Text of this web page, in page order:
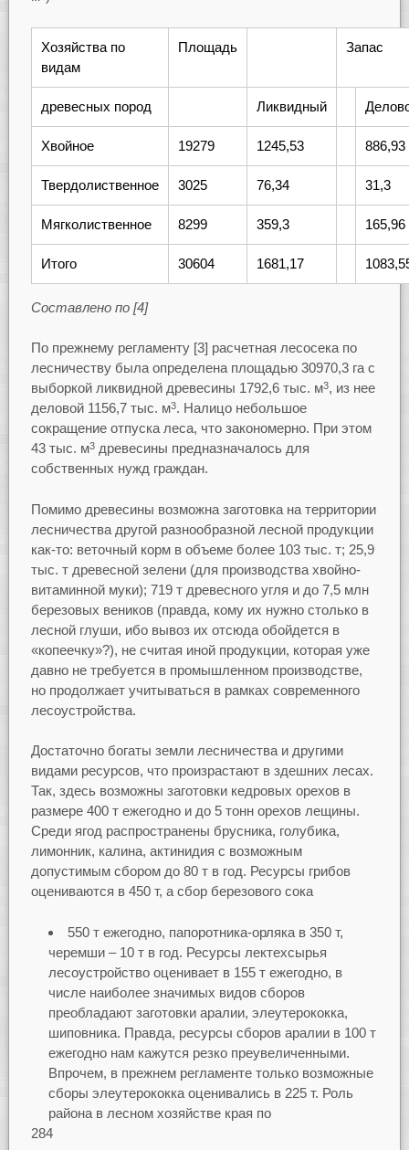
Хозяйства по
видам
Площадь Запас
древесных пород Ликвидный
Хвойное 19279 1245,53 886,93
Твердолиственное 3025 76,34 31,3
Мягколиственное 8299 359,3 165,96
Итого 30604 1681,17
Составлено по [4]
По прежнему регламенту [3] расчетная лесосека по
лесничеству была определена площадью 30970,3 га с
выборкой ликвидной древесины 1792,6 тыс. м3, из нее
деловой 1156,7 тыс. м3. Налицо небольшое
сокращение отпуска леса, что закономерно. При этом
43 тыс. м3древесины предназначалось для
собственных нужд граждан.
Помимо древесины возможна заготовка на территории
лесничества другой разнообразной лесной продукции
как-то: веточный корм в объеме более 103 тыс. т; 25,9
тыс. т древесной зелени (для производства хвойно-
витаминной муки); 719 т древесного угля и до 7,5 млн
березовых веников (правда, кому их нужно столько в
лесной глуши, ибо вывоз их отсюда обойдется в
«копеечку»?), не считая иной продукции, которая уже
давно не требуется в промышленном производстве,
но продолжает учитываться в рамках современного
лесоустройства.
Достаточно богаты земли лесничества и другими
видами ресурсов, что произрастают в здешних лесах.
Так, здесь возможны заготовки кедровых орехов в
размере 400 т ежегодно и до 5 тонн орехов лещины.
Среди ягод распространены брусника, голубика,
лимонник, калина, актинидия с возможным
допустимым сбором до 80 т в год. Ресурсы грибов
оцениваются в 450 т, а сбор березового сока
550 т ежегодно, папоротника-орляка в 350 т,
черемши – 10 т в год. Ресурсы лектехсырья
лесоустройство оценивает в 155 т ежегодно, в
числе наиболее значимых видов сборов
преобладают заготовки аралии, элеутерококка,
шиповника. Правда, ресурсы сборов аралии в 100 т
ежегодно нам кажутся резко преувеличенными.
Впрочем, в прежнем регламенте только возможные
сборы элеутерококка оценивались в 225 т. Роль
района в лесном хозяйстве края по
284